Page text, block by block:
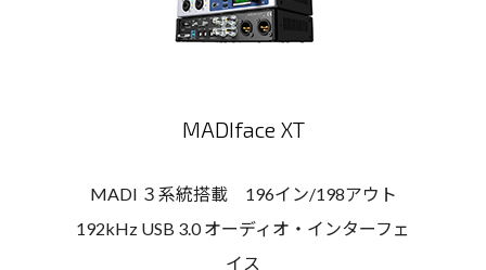
MADIface XT
MADI ３系統搭載 196イン/198アウト
192kHz USB 3.0 オーディオ・インターフェ
イス